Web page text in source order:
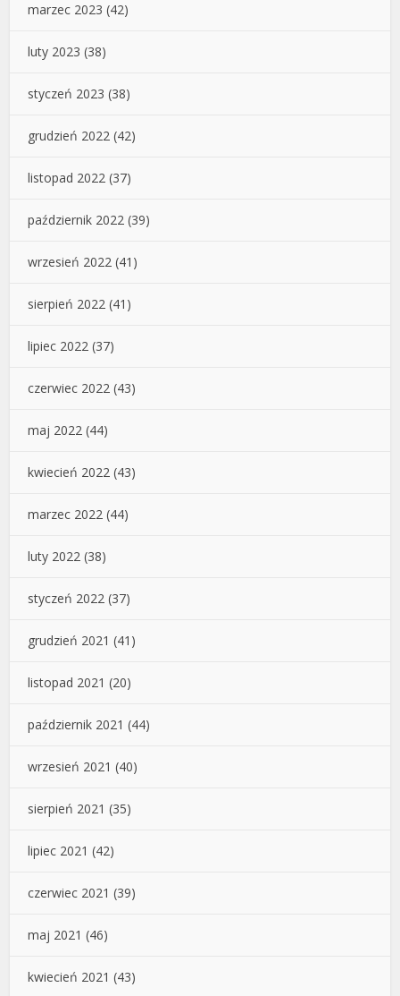
marzec 2023 (42)
luty 2023 (38)
styczeń 2023 (38)
grudzień 2022 (42)
listopad 2022 (37)
październik 2022 (39)
wrzesień 2022 (41)
sierpień 2022 (41)
lipiec 2022 (37)
czerwiec 2022 (43)
maj 2022 (44)
kwiecień 2022 (43)
marzec 2022 (44)
luty 2022 (38)
styczeń 2022 (37)
grudzień 2021 (41)
listopad 2021 (20)
październik 2021 (44)
wrzesień 2021 (40)
sierpień 2021 (35)
lipiec 2021 (42)
czerwiec 2021 (39)
maj 2021 (46)
kwiecień 2021 (43)